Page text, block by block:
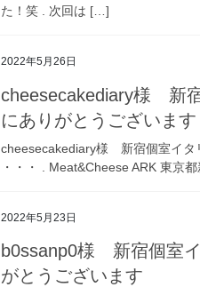
た！笑 . 次回は […]
2022年5月26日
cheesecakediary様 新
にありがとうございます
cheesecakediary様 新宿個室イタ
・・・ . ️Meat&Cheese ARK 東京
2022年5月23日
b0ssanp0様 新宿個室
がとうございます